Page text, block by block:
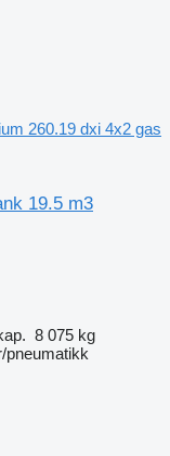
260.19 dxi 4x2 gas
19.5 m3
8 075 kg
pneumatikk